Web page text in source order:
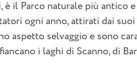
il Parco naturale più antico
ogni anno, attirati dai
aspetto selvaggio e sono
i laghi di Scanno, di